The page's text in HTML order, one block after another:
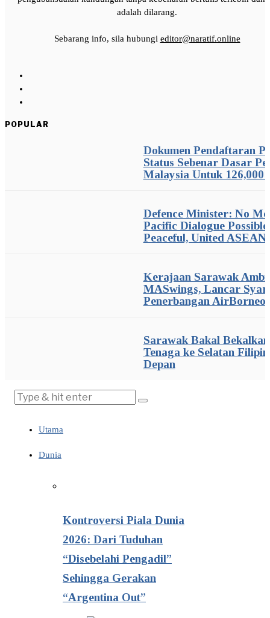
adalah dilarang.
Sebarang info, sila hubungi editor@naratif.online
POPULAR
Dokumen Pendaftaran
Status Sebenar Dasar
Malaysia Untuk 126,000
Defence Minister: No
Pacific Dialogue
Peaceful, United ASEAN
Kerajaan Sarawak
MASwings, Lancar
Penerbangan AirBorneo
Sarawak Bakal
Tenaga ke Selatan
Depan
Utama
Dunia
Kontroversi Piala Dunia
2026: Dari Tuduhan
“Disebelahi Pengadil”
Sehingga Gerakan
“Argentina Out”